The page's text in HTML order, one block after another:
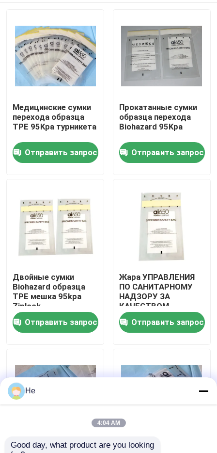
Продукты
Видеозаписи
Экскурсия по заводу
Контроль качества
Запросите цитату
сумка перехода образца 95кПа
Медицинские сумки
перехода образца
TPE 95Kpa турникета
Отправить запрос
Прокатанные сумки
образца перехода
Biohazard 95Kpa
Отправить запрос
Двойные сумки
Biohazard образца
TPE мешка 95kpa
Ziplock
Отправить запрос
Жара УПРАВЛЕНИЯ
ПО САНИТАРНОМУ
НАДЗОРУ ЗА
КАЧЕСТВОМ
ПИЩЕВЫХ
ПРОДУКТОВ И
МЕДИКАМЕНТОВ -
уплотнения
медицинская
Отправить запрос
барьер TPE
Биологический
He
4:04 AM
Good day, what product are you looking